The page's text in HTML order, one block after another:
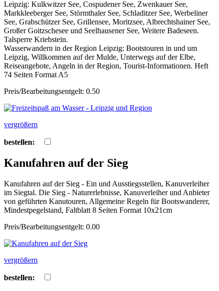
Leipzig: Kulkwitzer See, Cospudener See, Zwenkauer See,
Markkleeberger See, Störmthaler See, Schladitzer See, Werbeliner
See, Grabschützer See, Grillensee, Moritzsee, Albrechtshainer See,
Großer Goitzschesee und Seelhausener See, Weitere Badeseen.
Talsperre Kriebstein.
Wasserwandern in der Region Leipzig: Bootstouren in und um
Leipzig, Willkommen auf der Mulde, Unterwegs auf der Elbe,
Reiseangebote, Angeln in der Region, Tourist-Informationen. Heft
74 Seiten Format A5
Preis/Bearbeitungsentgelt: 0.50
vergrößern
bestellen:
Kanufahren auf der Sieg
Kanufahren auf der Sieg - Ein und Ausstiegsstellen, Kanuverleiher
im Siegtal. Die Sieg - Naturerlebnisse, Kanuverleiher und Anbieter
von geführten Kanutouren, Allgemeine Regeln für Bootswanderer,
Mindestpegelstand, Faltblatt 8 Seiten Format 10x21cm
Preis/Bearbeitungsentgelt: 0.00
vergrößern
bestellen: